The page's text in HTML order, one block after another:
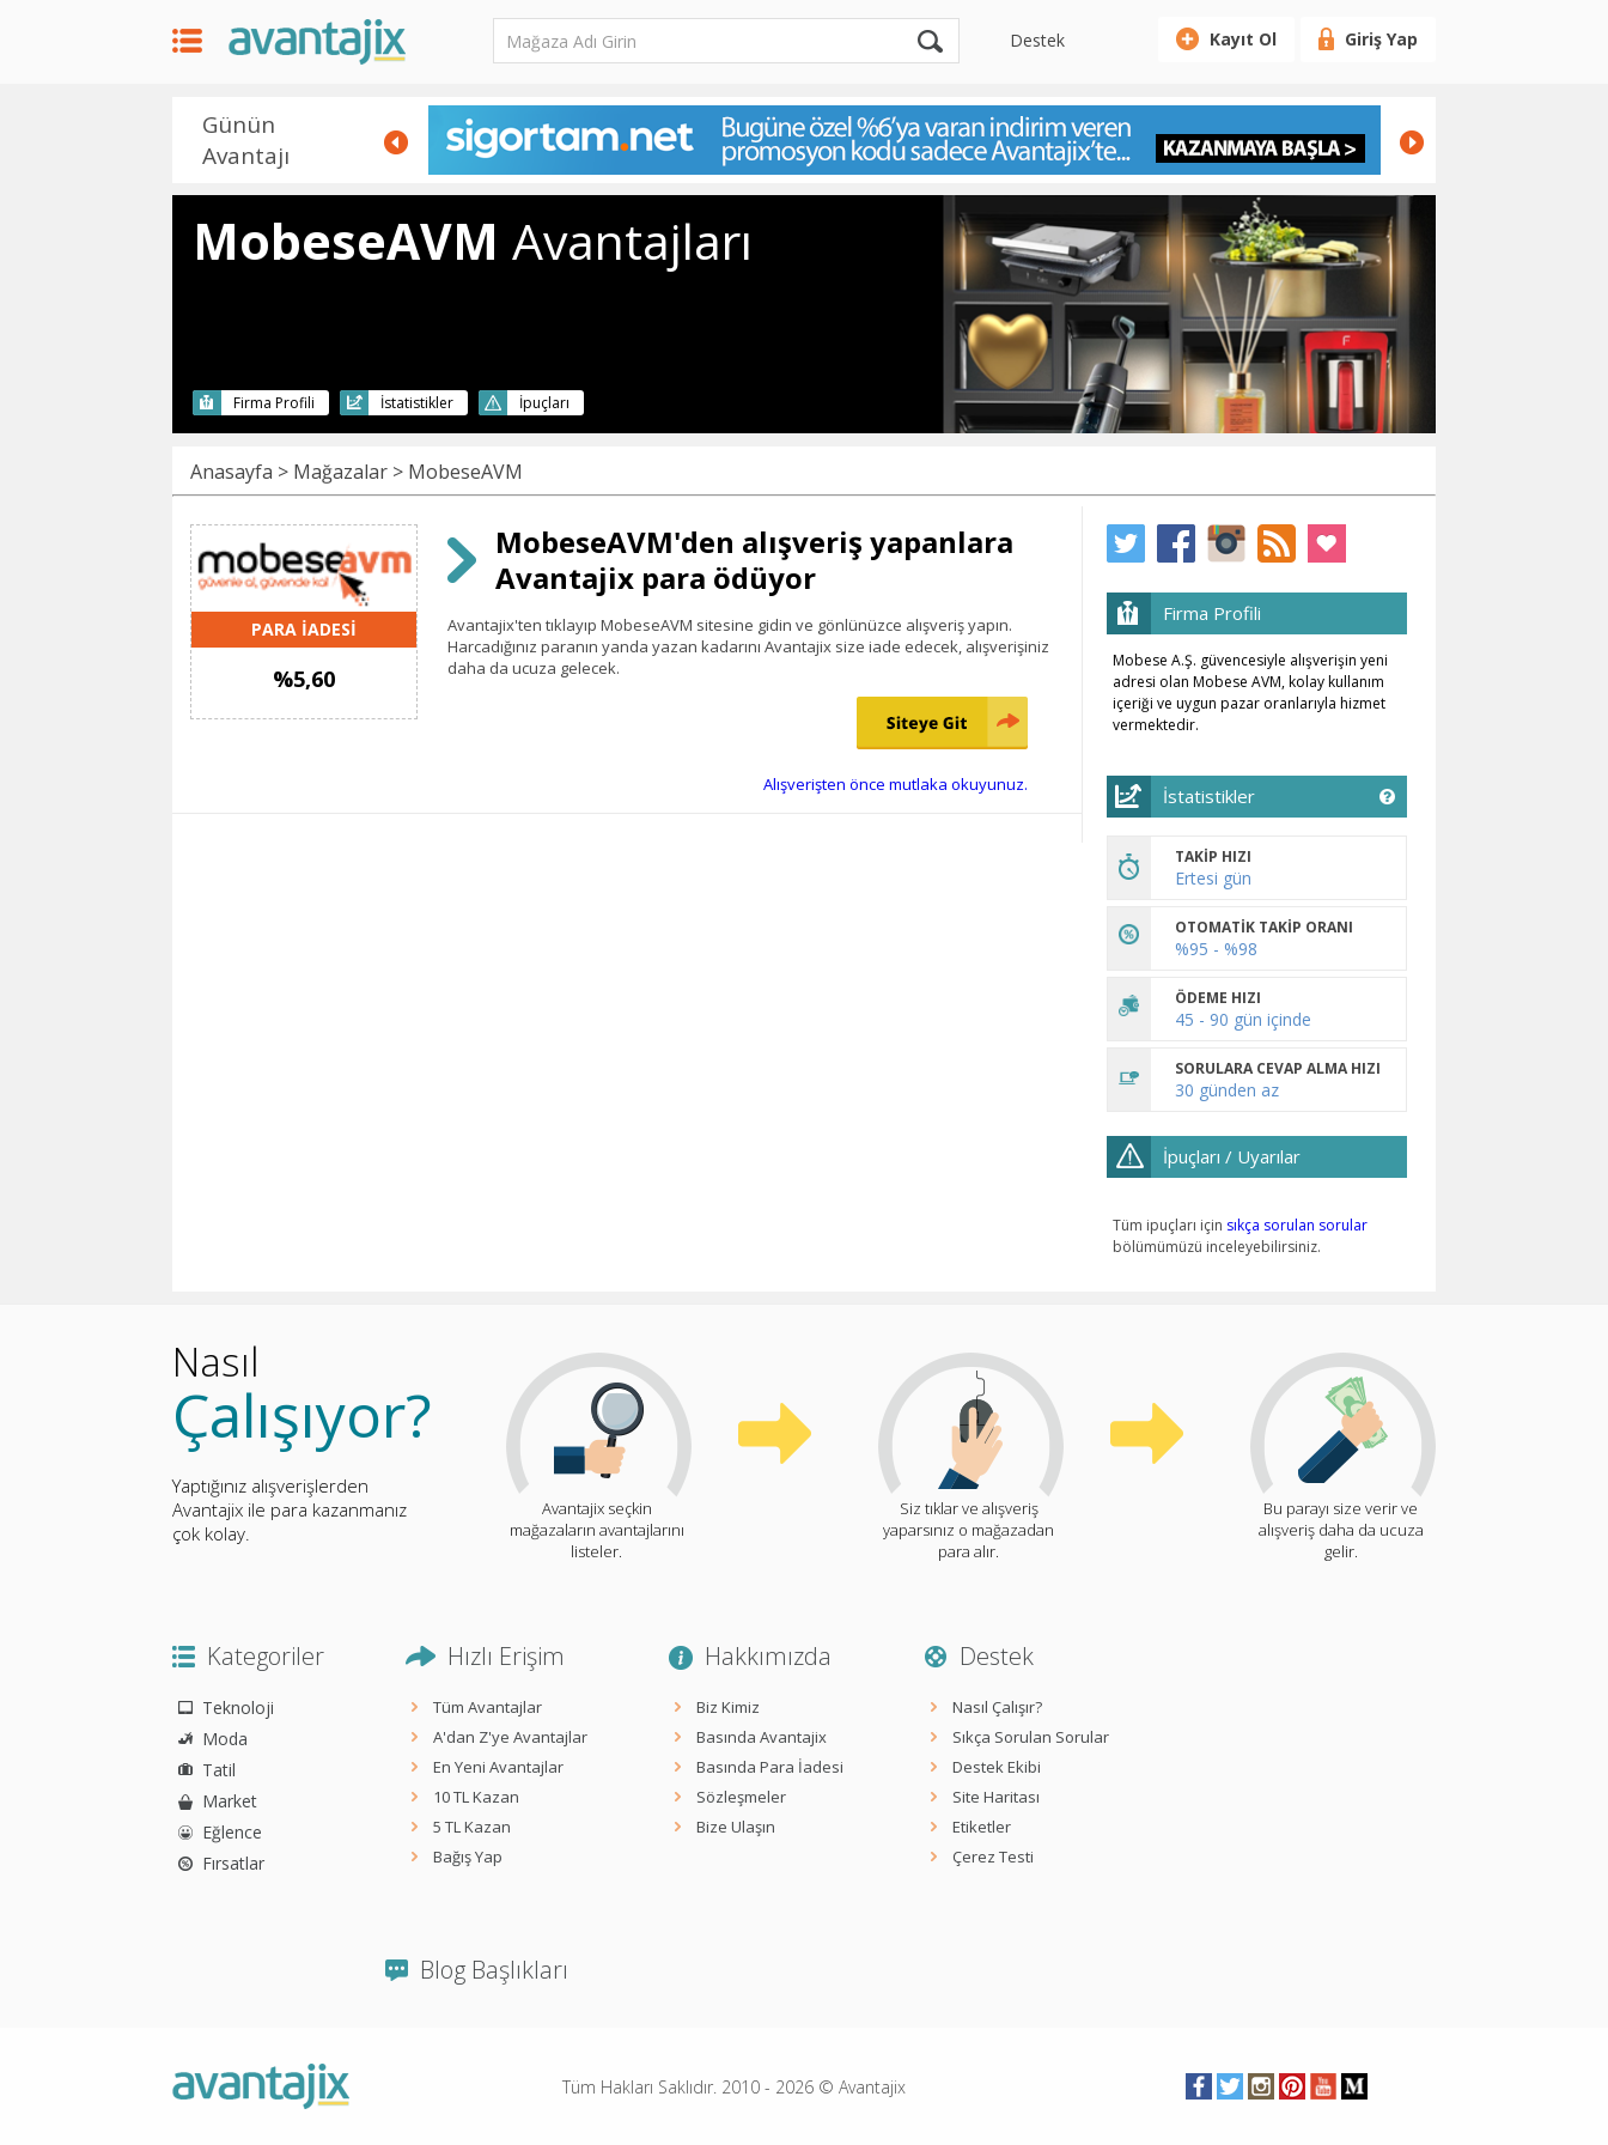
Destek Kayıt Ol Giriş Yap
Günün
Avantajı
MobeseAVM Avantajları
Firma Profili İstatistikler İpuçları
Anasayfa > Mağazalar > MobeseAVM
PARA İADESİ
%5,60
MobeseAVM'den alışveriş yapanlara
Avantajix para ödüyor
Avantajix'ten tıklayıp MobeseAVM sitesine gidin ve gönlünüzce alışveriş yapın.
Harcadığınız paranın yanda yazan kadarını Avantajix size iade edecek, alışverişiniz
daha da ucuza gelecek.
Alışverişten önce mutlaka okuyunuz.
Firma Profili
Mobese A.Ş. güvencesiyle alışverişin yeni
adresi olan Mobese AVM, kolay kullanım
içeriği ve uygun pazar oranlarıyla hizmet
vermektedir.
İstatistikler
TAKİP HIZI
Ertesi gün
OTOMATİK TAKİP ORANI
%95 - %98
ÖDEME HIZI
45 - 90 gün içinde
SORULARA CEVAP ALMA HIZI
30 günden az
İpuçları / Uyarılar
Tüm ipuçları için sıkça sorulan sorular
bölümümüzü inceleyebilirsiniz.
Nasıl
Çalışıyor?
Yaptığınız alışverişlerden
Avantajix ile para kazanmanız
çok kolay.
Avantajix seçkin
mağazaların avantajlarını
listeler.
Siz tıklar ve alışveriş
yaparsınız o mağazadan
para alır.
Bu parayı size verir ve
alışveriş daha da ucuza
gelir.
Kategoriler
Teknoloji
Moda
Tatil
Market
Eğlence
Fırsatlar
Hızlı Erişim
Tüm Avantajlar
A'dan Z'ye Avantajlar
En Yeni Avantajlar
10 TL Kazan
5 TL Kazan
Bağış Yap
Hakkımızda
Biz Kimiz
Basında Avantajix
Basında Para İadesi
Sözleşmeler
Bize Ulaşın
Destek
Nasıl Çalışır?
Sıkça Sorulan Sorular
Destek Ekibi
Site Haritası
Etiketler
Çerez Testi
Blog Başlıkları
Tüm Hakları Saklıdır. 2010 - 2026 © Avantajix